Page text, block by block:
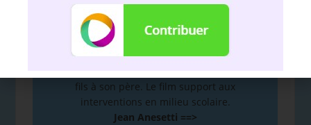
DEVOIR DE MÉMOIRE:
fils à son père. Le film support aux
interventions en milieu scolaire.
Jean Anesetti ==>